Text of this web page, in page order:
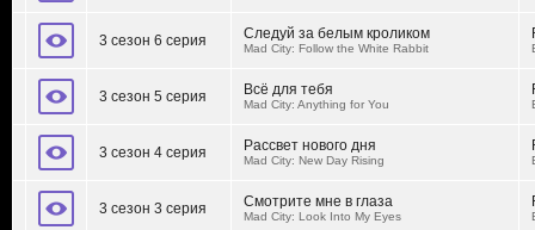
3 сезон 6 серия Следуй за белым кроликом
Mad City: Follow the White Rabbit
3 сезон 5 серия Всё для тебя
Mad City: Anything for You
3 сезон 4 серия Рассвет нового дня
Mad City: New Day Rising
3 сезон 3 серия Смотрите мне в глаза
Mad City: Look Into My Eyes